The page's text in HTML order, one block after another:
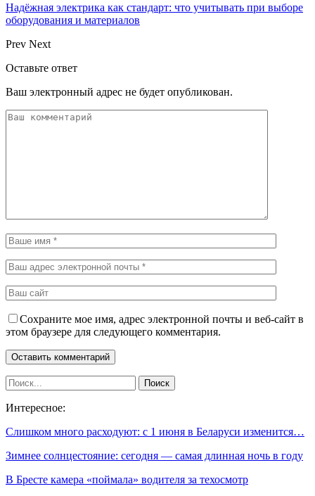
Надёжная электрика как стандарт: что учитывать при выборе
оборудования и материалов
Prev Next
Оставьте ответ
Ваш электронный адрес не будет опубликован.
Сохраните мое имя, адрес электронной почты и веб-сайт в
этом браузере для следующего комментария.
Интересное:
Слишком много расходуют: с 1 июня в Беларуси изменится…
Зимнее солнцестояние: сегодня — самая длинная ночь в году
В Бресте камера «поймала» водителя за техосмотр